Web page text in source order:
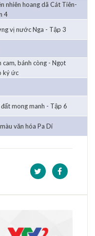
nhiên hoang dã Cát Tiên-
4
vị nước Nga - Tập 3
cam, bánh còng - Ngọt
ký ức
mong manh - Tập 6
văn hóa Pa Dí